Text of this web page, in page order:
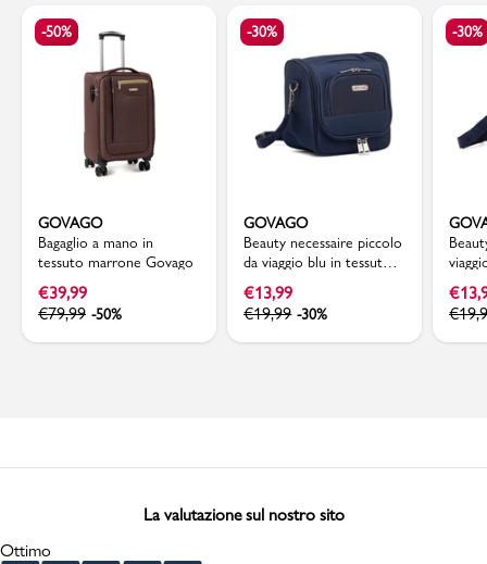
-50%
GOVAGO
Bagaglio a mano in
tessuto marrone Govago
€39,99
€79,99 -50%
-30%
GOVAGO
Beauty necessaire piccolo
da viaggio blu in tessuto
Govago
€13,99
€19,99 -30%
-30%
€
€
La valutazione sul nostro sito
Ottimo